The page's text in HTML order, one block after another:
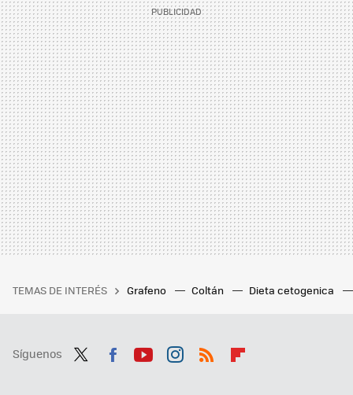
TEMAS DE INTERÉS Grafeno Coltán Dieta cetogenica
Síguenos